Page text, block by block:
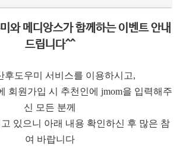
와 메디앙스가 함께하는 이벤트 안내
드립니다^^
후도우미 서비스를 이용하시고,
회원가입 시 추천인에 jmom을 입력해주
신 모든 분께
있으니 아래 내용 확인하신 후 많은 참
여 바랍니다